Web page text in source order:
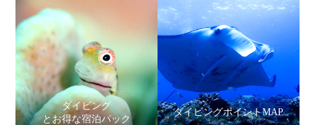
ダイビング
とお得な宿泊パック
ダイビングポイントMAP